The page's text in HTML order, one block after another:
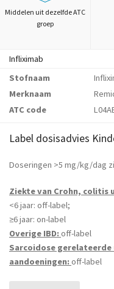
Middelen uit dezelfde ATC
groep
Infliximab
Stofnaam
Merknaam
ATC code
Label dosisadvies
Doseringen >5 mg/kg/dag
Ziekte van Crohn, colitis
<6 jaar: off-label;
≥6 jaar: on-label
Overige IBD: off-label
Sarcoidose
aandoeningen: off-label